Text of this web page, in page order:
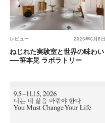
2026年6月8日
レビュー
ねじれた実験室と世界の味わい
──笹本晃 ラボラトリー